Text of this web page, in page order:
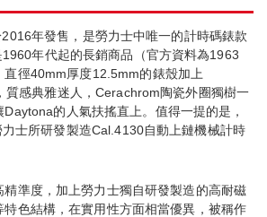
年發售，是勞力士中唯一的計時碼錶款
年代起的長銷商品（官方資料為1963
直徑40mm厚度12.5mm的錶殼加上
質感典雅迷人，Cerachrom陶瓷外圈獨樹一
的人氣扶搖直上。值得一提的是，
士所研發製造Cal.4130自動上鏈機械計時
準度，加上勞力士獨自研發製造的高耐磁
色結構，在實用性方面相當優異，被稱作